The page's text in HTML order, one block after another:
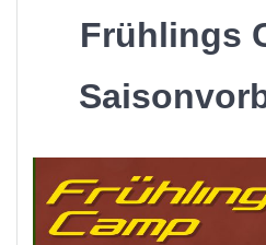
Frühlings